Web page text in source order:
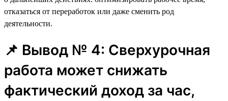
отказаться от переработок или даже сменить род
деятельности.
📌 Вывод № 4: Сверхурочная
работа может снижать
фактический доход за час,